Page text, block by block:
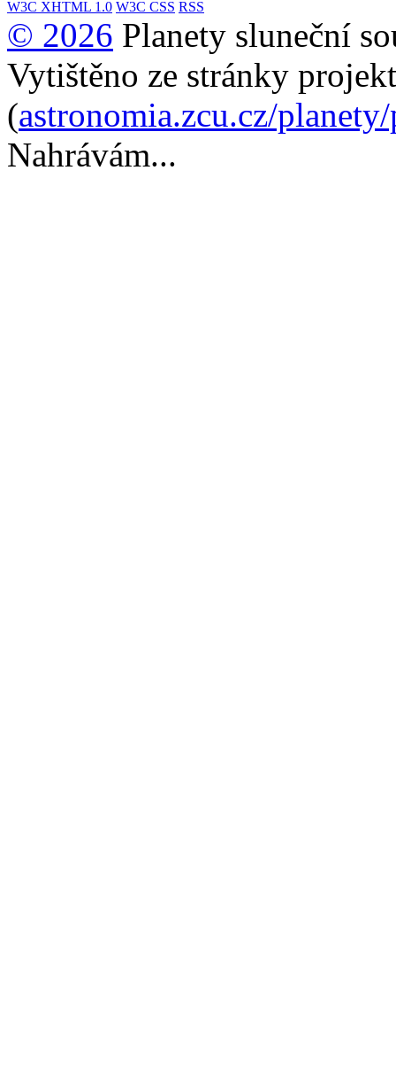
W3C XHTML 1.0 W3C CSS RSS
© 2026 Planety sluneční
Vytištěno ze stránky
(astronomia.zcu.cz/
Nahrávám...